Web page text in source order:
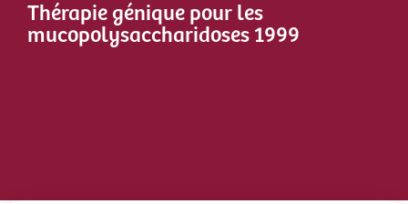
Thérapie génique pour les
mucopolysaccharidoses 1999